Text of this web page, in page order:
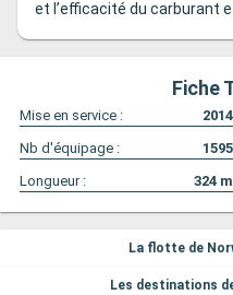
et l’efficacité du carburant
Fiche
Mise en service : 2014
Nb d'équipage :
1595
Longueur :
324 m
La flotte de
Les destinations